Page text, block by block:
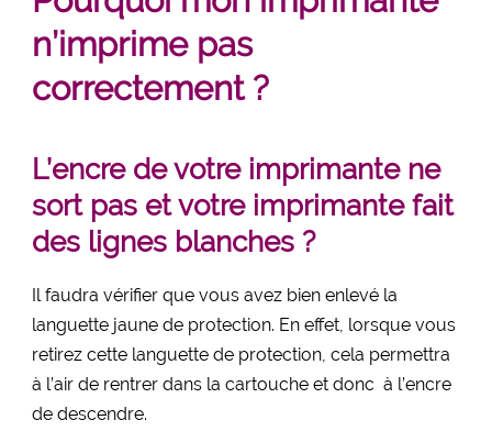
n’imprime pas
correctement ?
L’encre de votre imprimante ne
sort pas et votre imprimante fait
des lignes blanches ?
Il faudra vérifier que vous avez bien enlevé la
languette jaune de protection. En effet, lorsque vous
retirez cette languette de protection, cela permettra
à l’air de rentrer dans la cartouche et donc à l’encre
de descendre.